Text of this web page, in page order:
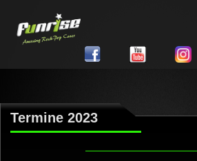
Termine 2023